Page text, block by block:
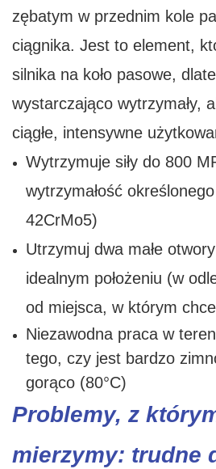
zębatym w przednim kole
ciągnika. Jest to element,
silnika na koło pasowe,
wystarczająco wytrzymały,
ciągłe, intensywne
Wytrzymuje siły do ​​800
wytrzymałość
42CrMo5)
Utrzymuj dwa małe
idealnym położeniu (w
od miejsca, w którym
Niezawodna praca w
tego, czy jest bardzo
gorąco (80°C)
Problemy, z
mierzymy: trudne